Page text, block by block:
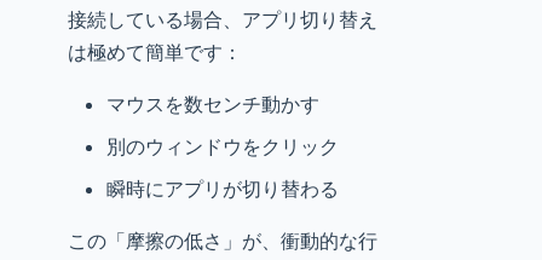
接続している場合、アプリ切り替え
は極めて簡単です：
マウスを数センチ動かす
別のウィンドウをクリック
瞬時にアプリが切り替わる
この「摩擦の低さ」が、衝動的な行